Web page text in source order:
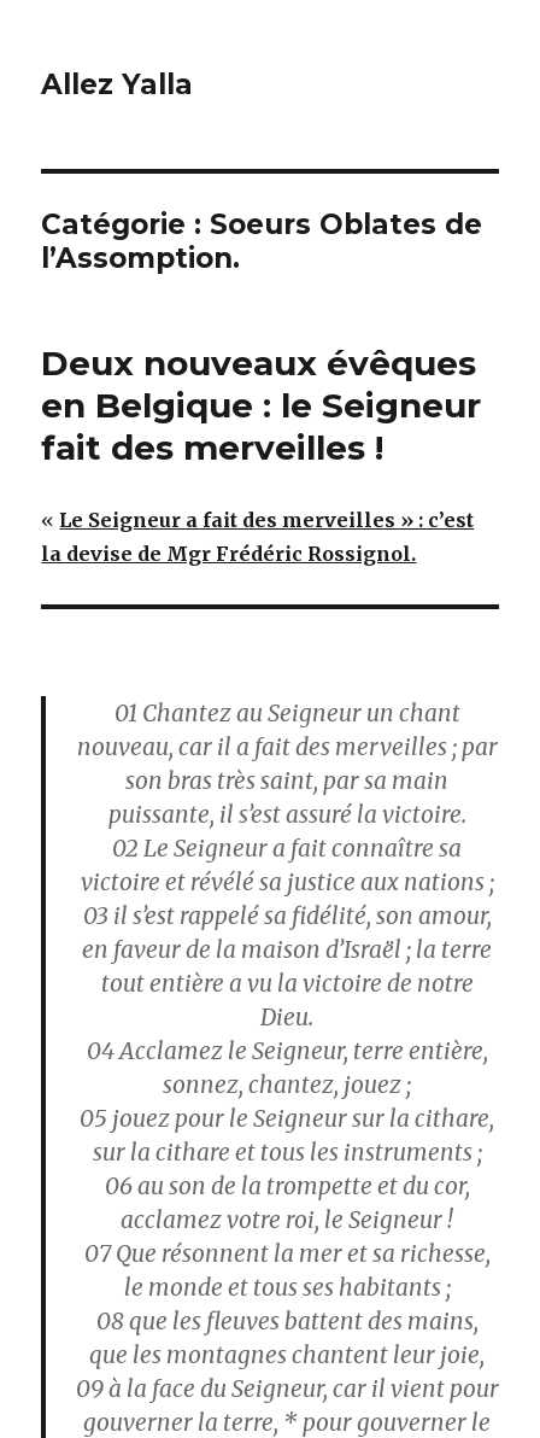
Allez Yalla
Catégorie : Soeurs Oblates de
l’Assomption.
Deux nouveaux évêques
en Belgique : le Seigneur
fait des merveilles !
« Le Seigneur a fait des merveilles » : c’est
la devise de Mgr Frédéric Rossignol.
01 Chantez au Seigneur un chant
nouveau, car il a fait des merveilles ; par
son bras très saint, par sa main
puissante, il s’est assuré la victoire.
02 Le Seigneur a fait connaître sa
victoire et révélé sa justice aux nations ;
03 il s’est rappelé sa fidélité, son amour,
en faveur de la maison d’Israël ; la terre
tout entière a vu la victoire de notre
Dieu.
04 Acclamez le Seigneur, terre entière,
sonnez, chantez, jouez ;
05 jouez pour le Seigneur sur la cithare,
sur la cithare et tous les instruments ;
06 au son de la trompette et du cor,
acclamez votre roi, le Seigneur !
07 Que résonnent la mer et sa richesse,
le monde et tous ses habitants ;
08 que les fleuves battent des mains,
que les montagnes chantent leur joie,
09 à la face du Seigneur, car il vient pour
gouverner la terre, * pour gouverner le